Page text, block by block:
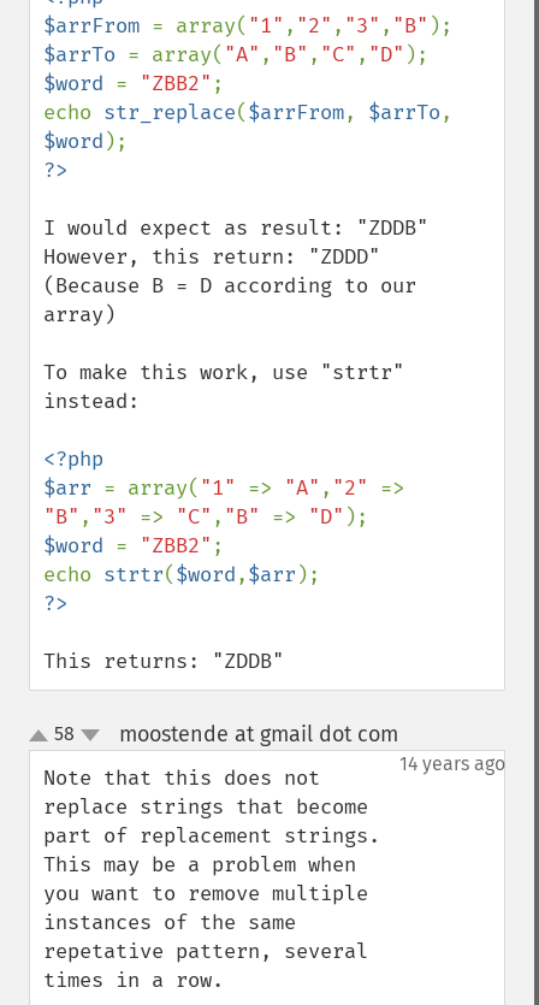
$arrFrom = array( "1" , "2" , "3" , "B"
$arrTo = array( "A" , "B" , "C" , "D"
$word = "ZBB2" ;
echo str_replace($arrFrom, $arrTo
$word
I would expect as result: "ZDDB"
However, this return: "ZDDD"
(Because B = D according to our
array)
To make this work, use "strtr"
instead:
<?php
$arr = array( "1" => "A" , "2"
"B" , "3" => "C" , "B" => "D"
$word = "ZBB2" ;
echo strtr($word,$arr
This returns: "ZDDB"
up
down
58 moostende at gmail dot com
14 years ago
Note that this does not
replace strings that become
part of replacement strings.
This may be a problem when
you want to remove multiple
instances of the same
repetative pattern, several
times in a row.